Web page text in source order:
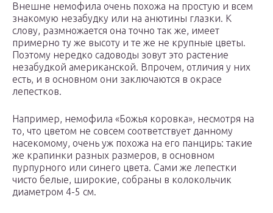
Внешне немофила очень похожа на простую и всем
знакомую незабудку или на анютины глазки. К
слову, размножается она точно так же, имеет
примерно ту же высоту и те же не крупные цветы.
Поэтому нередко садоводы зовут это растение
незабудкой американской. Впрочем, отличия у них
есть, и в основном они заключаются в окрасе
лепестков.
Например, немофила «Божья коровка», несмотря на
то, что цветом не совсем соответствует данному
насекомому, очень уж похожа на его панцирь: такие
же крапинки разных размеров, в основном
пурпурного или синего цвета. Сами же лепестки
чисто белые, широкие, собраны в колокольчик
диаметром 4-5 см.